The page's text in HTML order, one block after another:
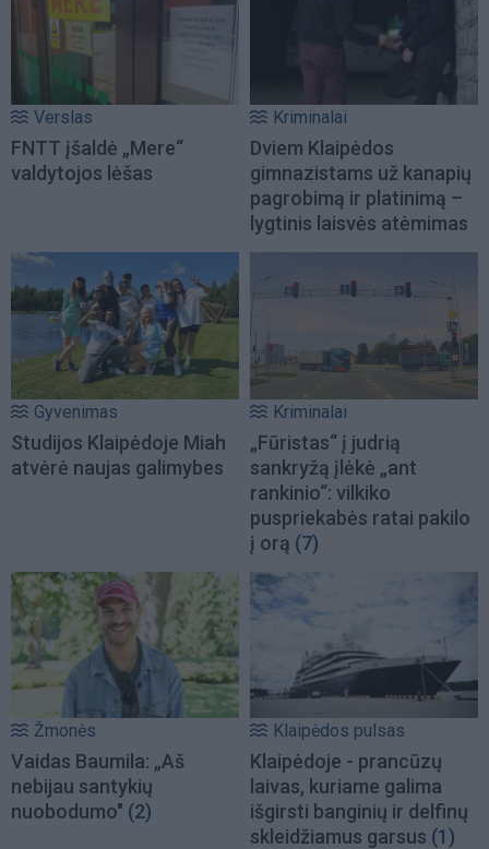
Verslas
FNTT įšaldė „Mere“
valdytojos lėšas
Kriminalai
Dviem Klaipėdos
gimnazistams už kanapių
pagrobimą ir platinimą –
lygtinis laisvės atėmimas
Gyvenimas
Studijos Klaipėdoje Miah
atvėrė naujas galimybes
Kriminalai
„Fūristas“ į judrią
sankryžą įlėkė „ant
rankinio“: vilkiko
puspriekabės ratai pakilo
į orą (7)
Žmonės
Vaidas Baumila: „Aš
nebijau santykių
nuobodumo" (2)
Klaipėdos pulsas
Klaipėdoje - prancūzų
laivas, kuriame galima
išgirsti banginių ir delfinų
skleidžiamus garsus (1)